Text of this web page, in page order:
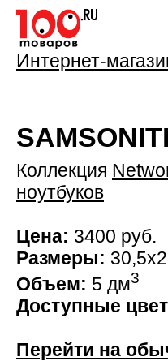
Интернет-
Коллекция
ноутбуков
Цена: 3400 руб.
Размеры:
Объем: 5 дм3
Доступные
Перейти на